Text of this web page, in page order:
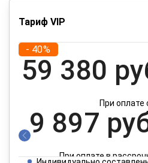
Тариф VIP
- 40%
59 380
При оплате
9 897
При оплате в